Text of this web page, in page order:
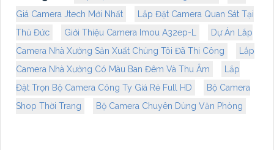
Giá Camera Jtech Mới Nhất
Lắp Đặt Camera Quan Sát Tại
Thủ Đức
Giới Thiệu Camera Imou A32ep-L
Dự Án Lắp
Camera Nhà Xưởng Sản Xuất Chúng Tôi Đã Thi Công
Lắp
Camera Nhà Xưởng Có Màu Ban Đêm Và Thu Âm
Lắp
Đặt Trọn Bộ Camera Công Ty Giá Rẻ Full HD
Bộ Camera
Shop Thời Trang
Bộ Camera Chuyên Dùng Văn Phòng